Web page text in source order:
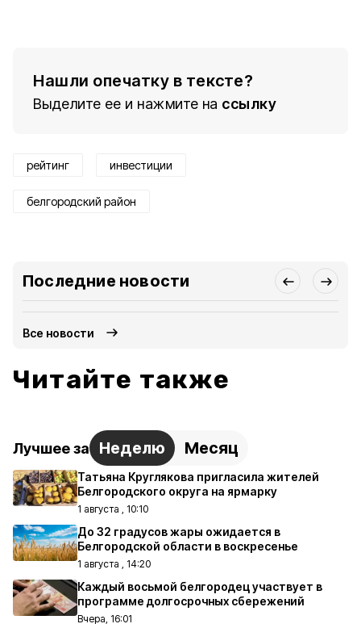
Нашли опечатку в тексте?
Выделите ее и нажмите на ссылку
рейтинг инвестиции
белгородский район
Последние новости
Все новости
Читайте также
Лучшее за Неделю Месяц
Татьяна Круглякова пригласила жителей
Белгородского округа на ярмарку
1 августа , 10:10
До 32 градусов жары ожидается в
Белгородской области в воскресенье
1 августа , 14:20
Каждый восьмой белгородец участвует в
программе долгосрочных сбережений
Вчера, 16:01